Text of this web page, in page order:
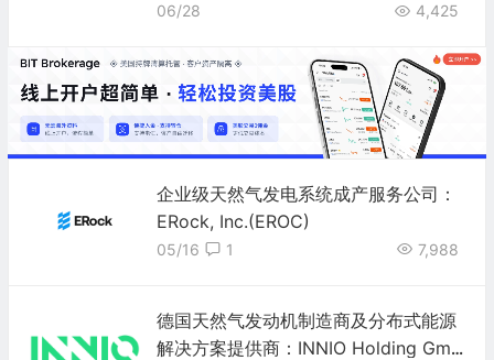
06/28 4,425
企业级天然气发电系统成产服务公司：
ERock, Inc.(EROC)
05/16 7,988
1
德国天然气发动机制造商及分布式能源
解决方案提供商：INNIO Holding Gmb